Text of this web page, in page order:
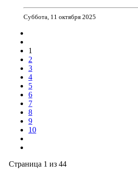
Суббота, 11 октября 2025
1
2
3
4
5
6
7
8
9
10
Страница 1 из 44